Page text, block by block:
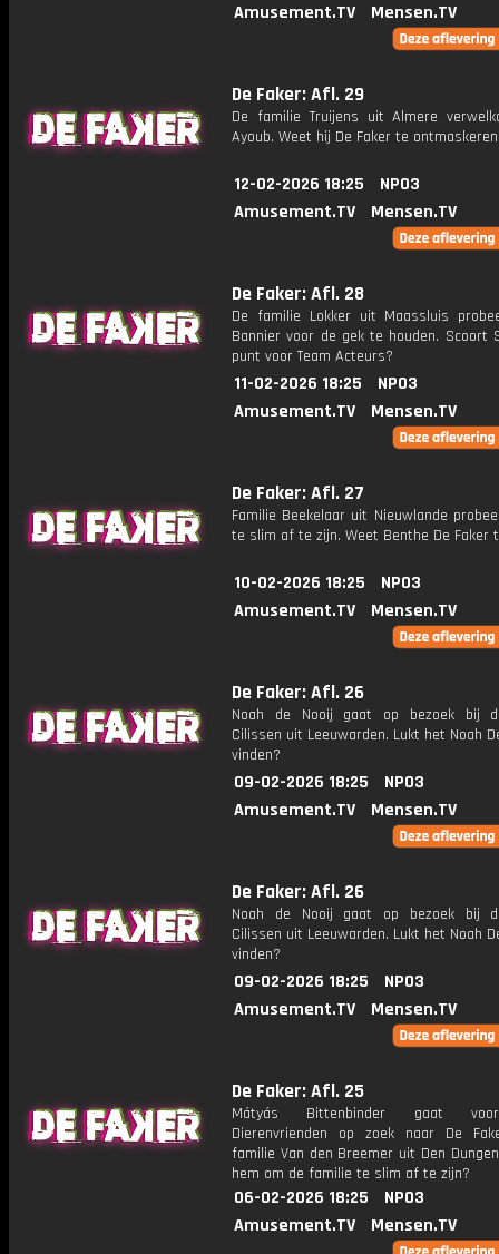
Amusement.TV
Mensen.TV
De Faker: Afl. 29
De familie Truijens uit Almere
Ayoub. Weet hij De Faker te
12-02-2026 18:25
NPO3
Amusement.TV
Mensen.TV
De Faker: Afl. 28
De familie Lokker uit Maassluis
Bannier voor de gek te houden. Scoort
punt voor Team Acteurs?
11-02-2026 18:25
NPO3
Amusement.TV
Mensen.TV
De Faker: Afl. 27
Familie Beekelaar uit Nieuwlande
te slim af te zijn. Weet Benthe De Faker
10-02-2026 18:25
NPO3
Amusement.TV
Mensen.TV
De Faker: Afl. 26
Noah de Nooij gaat op bezoek bij
Cilissen uit Leeuwarden. Lukt het Noah
vinden?
09-02-2026 18:25
NPO3
Amusement.TV
Mensen.TV
De Faker: Afl. 26
Noah de Nooij gaat op bezoek bij
Cilissen uit Leeuwarden. Lukt het Noah
vinden?
09-02-2026 18:25
NPO3
Amusement.TV
Mensen.TV
De Faker: Afl. 25
Mátyás Bittenbinder gaat
Dierenvrienden op zoek naar De
familie Van den Breemer uit Den
hem om de familie te slim af te zijn?
06-02-2026 18:25
NPO3
Amusement.TV
Mensen.TV